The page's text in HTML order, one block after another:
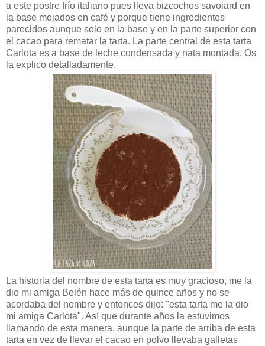
a este postre frío italiano pues lleva bizcochos savoiard en
la base mojados en café y porque tiene ingredientes
parecidos aunque solo en la base y en la parte superior con
el cacao para rematar la tarta. La parte central de esta tarta
Carlota es a base de leche condensada y nata montada. Os
la explico detalladamente.
La historia del nombre de esta tarta es muy gracioso, me la
dio mi amiga Belén hace más de quince años y no se
acordaba del nombre y entonces dijo: "esta tarta me la dio
mi amiga Carlota". Así que durante años la estuvimos
llamando de esta manera, aunque la parte de arriba de esta
tarta en vez de llevar el cacao en polvo llevaba galletas